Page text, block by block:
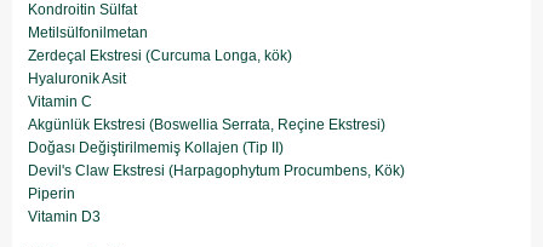
Kondroitin Sülfat
Metilsülfonilmetan
Zerdeçal Ekstresi (Curcuma Longa, kök)
Hyaluronik Asit
Vitamin C
Akgünlük Ekstresi (Boswellia Serrata, Reçine Ekstresi)
Doğası Değiştirilmemiş Kollajen (Tip II)
Devil's Claw Ekstresi (Harpagophytum Procumbens, Kök)
Piperin
Vitamin D3